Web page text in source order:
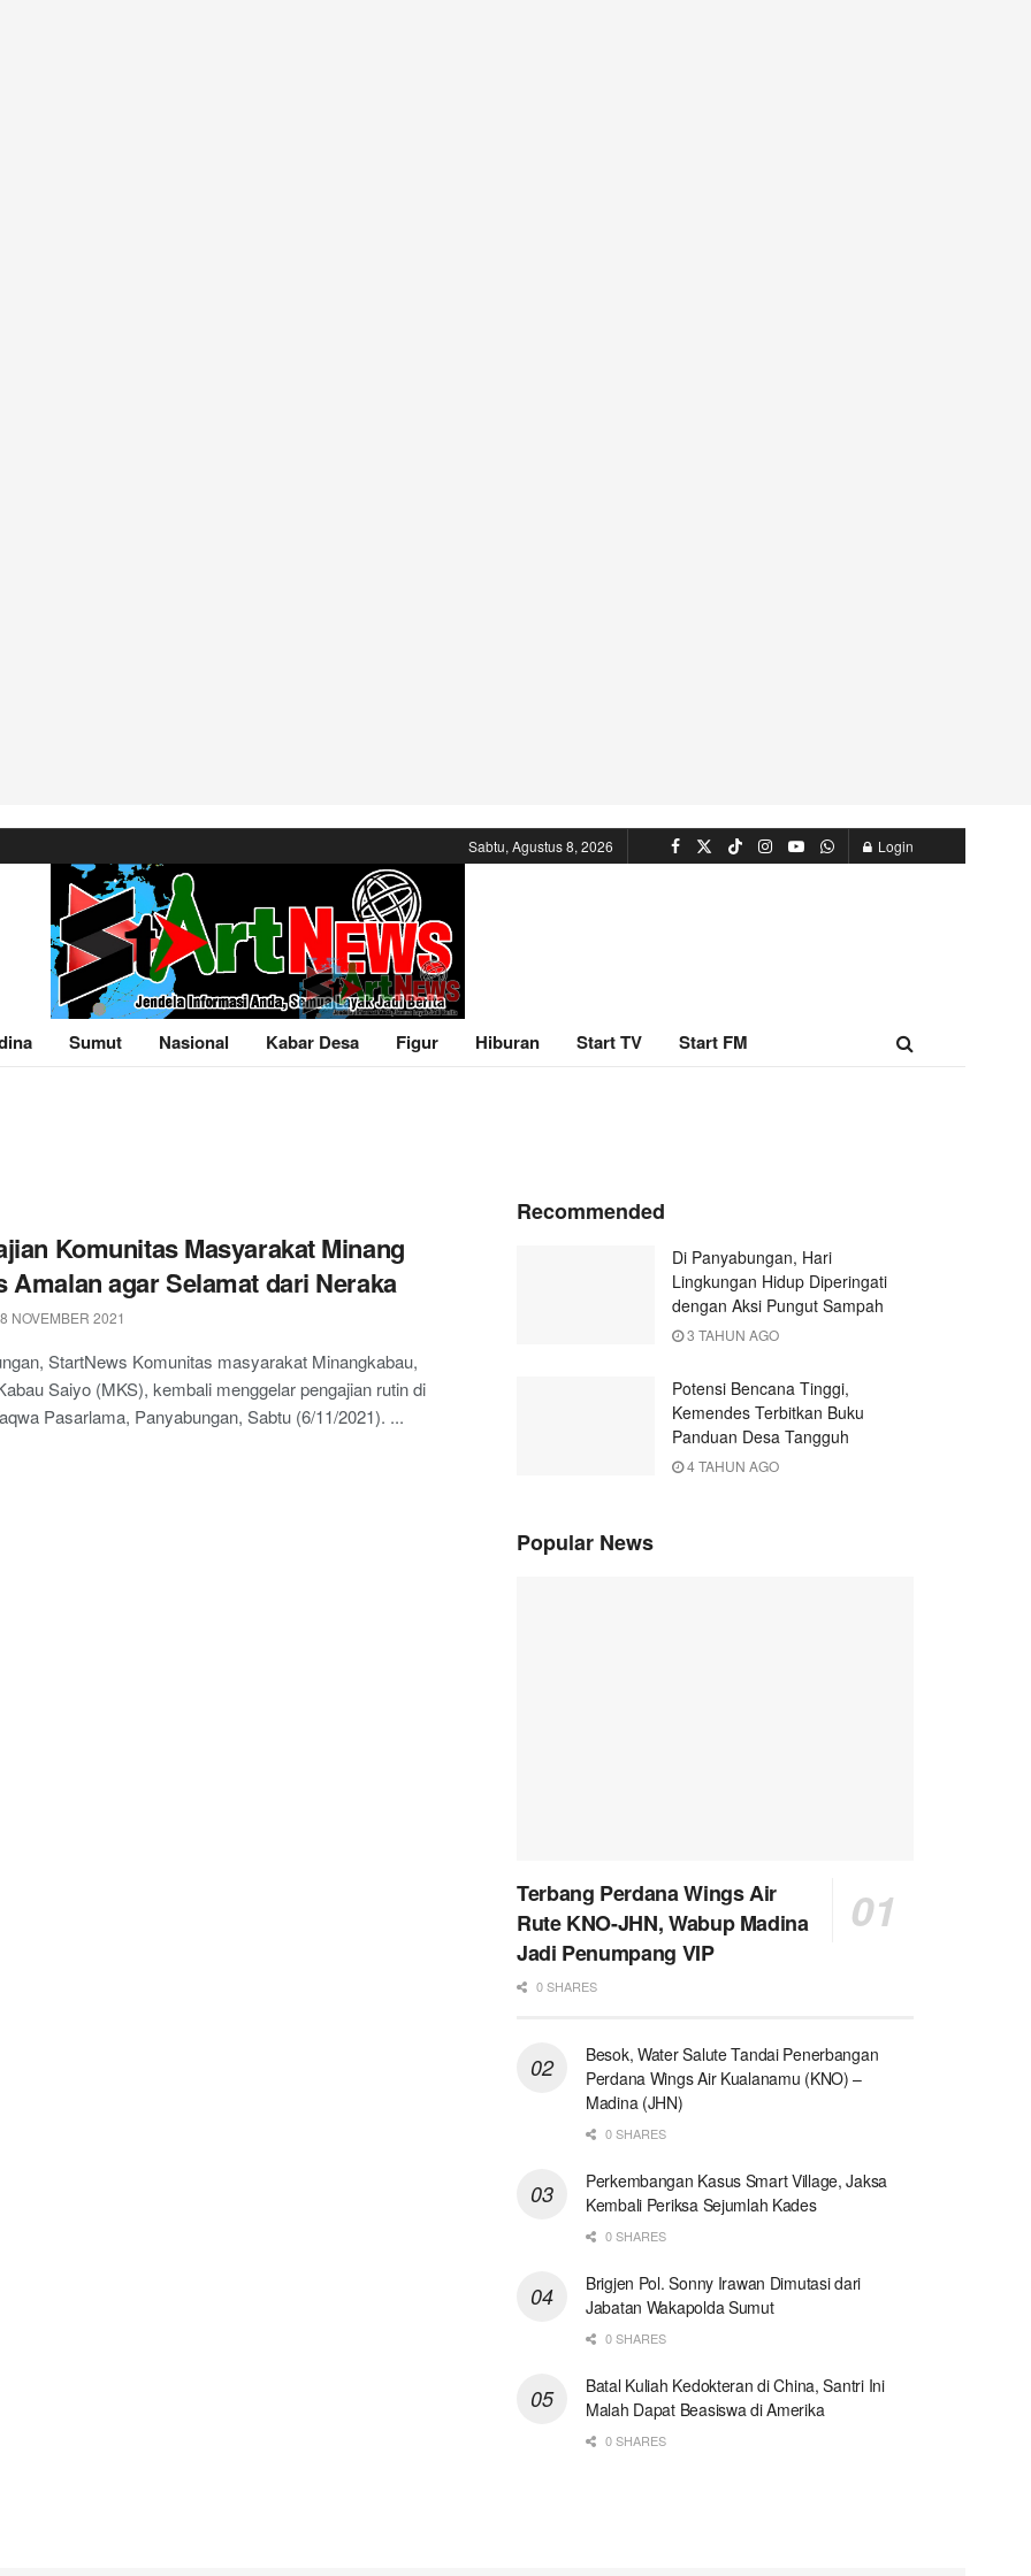
Sabtu, Agustus 8, 2026 Login
Sumut Nasional Kabar Desa Figur Hiburan Start TV Start FM
Komunitas Masyarakat Minang
Amalan agar Selamat dari Neraka
NOVEMBER 2021
StartNews Komunitas masyarakat Minangkabau,
Saiyo (MKS), kembali menggelar pengajian rutin di
Pasarlama, Panyabungan, Sabtu (6/11/2021). ...
Recommended
Di Panyabungan, Hari
Lingkungan Hidup Diperingati
dengan Aksi Pungut Sampah
3 TAHUN AGO
Potensi Bencana Tinggi,
Kemendes Terbitkan Buku
Panduan Desa Tangguh
4 TAHUN AGO
Popular News
Terbang Perdana Wings Air
Rute KNO-JHN, Wabup Madina
Jadi Penumpang VIP
0 SHARES
Besok, Water Salute Tandai Penerbangan
Perdana Wings Air Kualanamu (KNO) –
Madina (JHN)
0 SHARES
Perkembangan Kasus Smart Village, Jaksa
Kembali Periksa Sejumlah Kades
0 SHARES
Brigjen Pol. Sonny Irawan Dimutasi dari
Jabatan Wakapolda Sumut
0 SHARES
Batal Kuliah Kedokteran di China, Santri Ini
Malah Dapat Beasiswa di Amerika
0 SHARES